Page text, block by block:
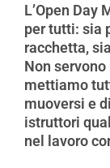
L’Open Day
per tutti: sia
racchetta,
Non
mettiamo
muoversi e
istruttori
nel lavoro